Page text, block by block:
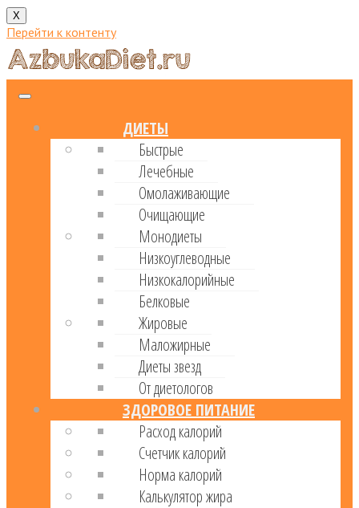
X
Перейти к контенту
ДИЕТЫ
Быстрые
Лечебные
Омолаживающие
Очищающие
Монодиеты
Низкоуглеводные
Низкокалорийные
Белковые
Жировые
Маложирные
Диеты звезд
От диетологов
ЗДОРОВОЕ ПИТАНИЕ
Расход калорий
Cчетчик калорий
Норма калорий
Калькулятор жира